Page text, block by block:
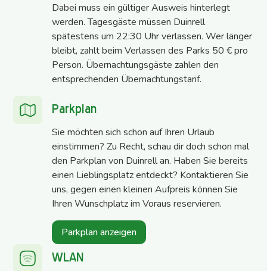
Dabei muss ein gültiger Ausweis hinterlegt
werden. Tagesgäste müssen Duinrell
spätestens um 22:30 Uhr verlassen. Wer länger
bleibt, zahlt beim Verlassen des Parks 50 € pro
Person. Übernachtungsgäste zahlen den
entsprechenden Übernachtungstarif.
Parkplan
Sie möchten sich schon auf Ihren Urlaub
einstimmen? Zu Recht, schau dir doch schon mal
den Parkplan von Duinrell an. Haben Sie bereits
einen Lieblingsplatz entdeckt? Kontaktieren Sie
uns, gegen einen kleinen Aufpreis können Sie
Ihren Wunschplatz im Voraus reservieren.
Parkplan anzeigen
WLAN